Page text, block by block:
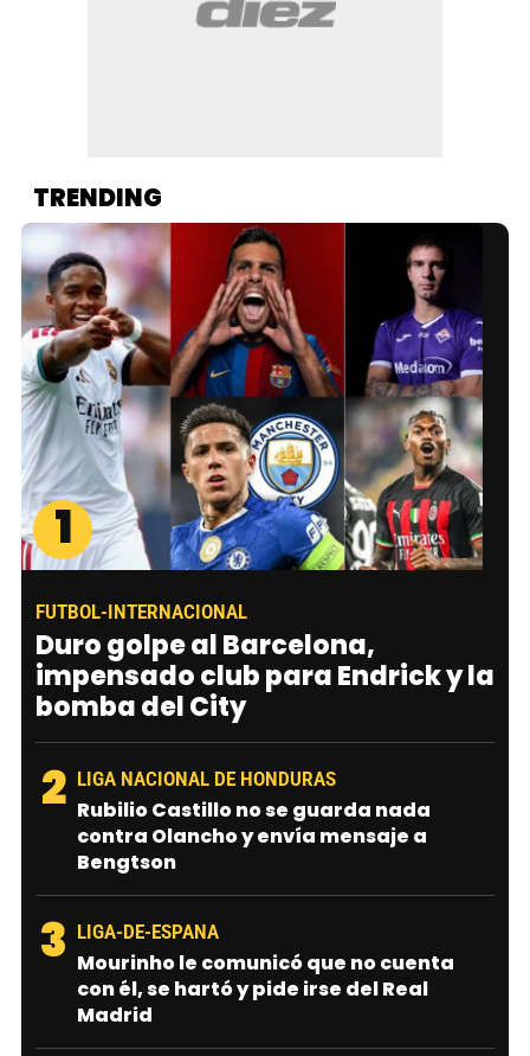
TRENDING
1
FUTBOL-INTERNACIONAL
Duro golpe al Barcelona,
impensado club para Endrick y la
bomba del City
2 LIGA NACIONAL DE HONDURAS
Rubilio Castillo no se guarda nada
contra Olancho y envía mensaje a
Bengtson
3 LIGA-DE-ESPANA
Mourinho le comunicó que no cuenta
con él, se hartó y pide irse del Real
Madrid